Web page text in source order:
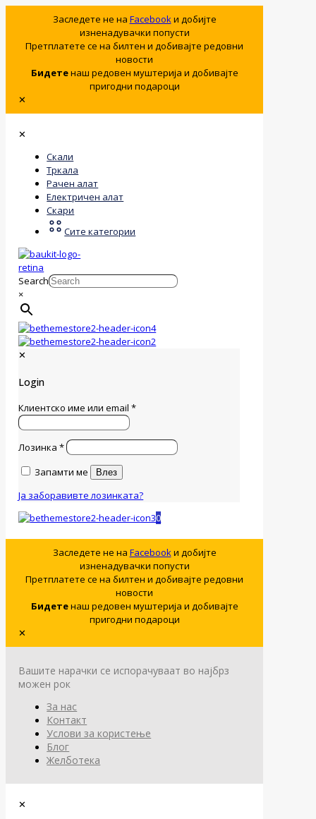
Заследете не на Facebookи добијте
изненадувачки попусти
Претплатете се на билтен и добивајте редовни
новости
Бидетенаш редовен муштерија и добивајте
пригодни подароци
✕
✕
Скали
Тркала
Рачен алат
Електричен алат
Скари
Сите категории
Search
×
✕
Login
Клиентско име или email*
Лозинка*
Запамти ме
Влез
Ја заборавивте лозинката?
0
Заследете не на Facebookи добијте
изненадувачки попусти
Претплатете се на билтен и добивајте редовни
новости
Бидетенаш редовен муштерија и добивајте
пригодни подароци
✕
Вашите нарачки се испорачуваат во најбрз
можен рок
За нас
Контакт
Услови за користење
Блог
Желботека
✕